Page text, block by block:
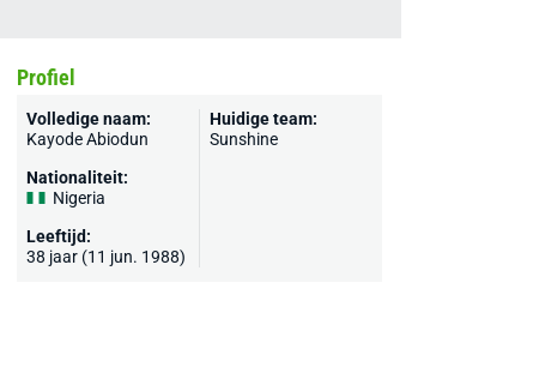
Profiel
Volledige naam:
Kayode Abiodun
Nationaliteit:
Nigeria
Leeftijd:
38 jaar (11 jun. 1988)
Huidige team:
Sunshine